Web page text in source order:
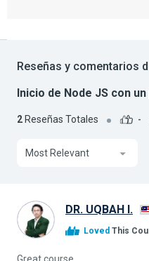
Reseñas y comentarios
Inicio de Node JS con
2 Reseñas Totales -
Most Relevant
DR. UQBAH I.
Loved This
Great course